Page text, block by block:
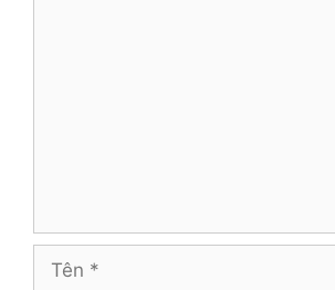
Tên